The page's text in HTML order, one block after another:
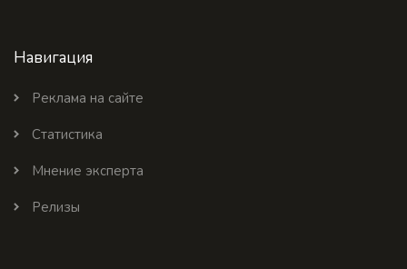
Навигация
Реклама на сайте
Статистика
Мнение эксперта
Релизы